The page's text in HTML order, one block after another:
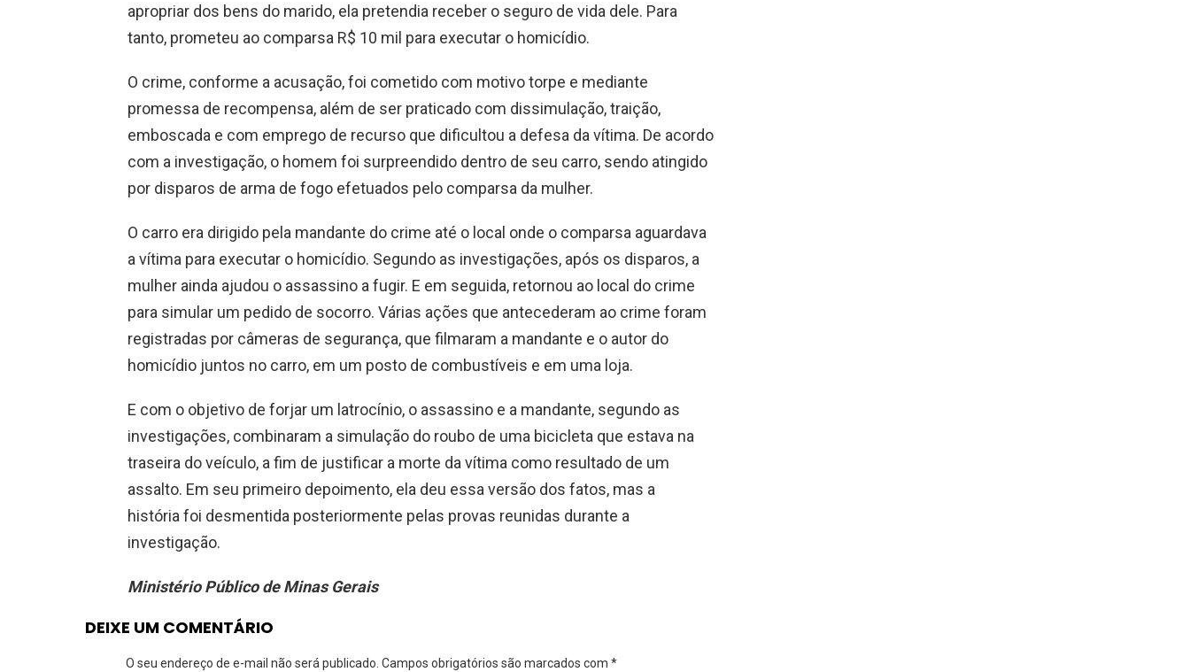
apropriar dos bens do marido, ela pretendia receber o seguro de vida dele. Para
tanto, prometeu ao comparsa R$ 10 mil para executar o homicídio.
O crime, conforme a acusação, foi cometido com motivo torpe e mediante
promessa de recompensa, além de ser praticado com dissimulação, traição,
emboscada e com emprego de recurso que dificultou a defesa da vítima. De acordo
com a investigação, o homem foi surpreendido dentro de seu carro, sendo atingido
por disparos de arma de fogo efetuados pelo comparsa da mulher.
O carro era dirigido pela mandante do crime até o local onde o comparsa aguardava
a vítima para executar o homicídio. Segundo as investigações, após os disparos, a
mulher ainda ajudou o assassino a fugir. E em seguida, retornou ao local do crime
para simular um pedido de socorro. Várias ações que antecederam ao crime foram
registradas por câmeras de segurança, que filmaram a mandante e o autor do
homicídio juntos no carro, em um posto de combustíveis e em uma loja.
E com o objetivo de forjar um latrocínio, o assassino e a mandante, segundo as
investigações, combinaram a simulação do roubo de uma bicicleta que estava na
traseira do veículo, a fim de justificar a morte da vítima como resultado de um
assalto. Em seu primeiro depoimento, ela deu essa versão dos fatos, mas a
história foi desmentida posteriormente pelas provas reunidas durante a
investigação.
Ministério Público de Minas Gerais
DEIXE UM COMENTÁRIO
O seu endereço de e-mail não será publicado. Campos obrigatórios são marcados com *